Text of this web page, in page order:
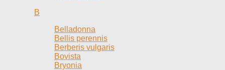
B
Belladonna
Bellis perennis
Berberis vulgaris
Bovista
Bryonia